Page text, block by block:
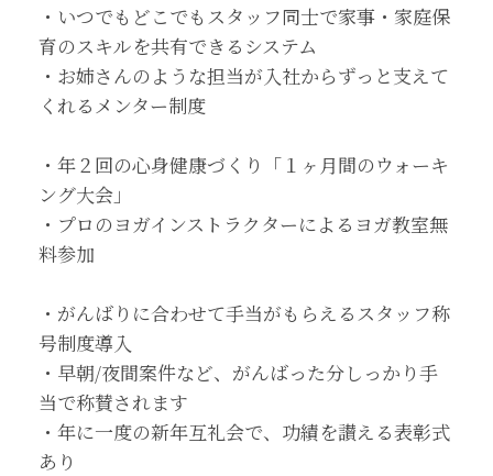
・いつでもどこでもスタッフ同士で家事・家庭保
育のスキルを共有できるシステム
・お姉さんのような担当が入社からずっと支えて
くれるメンター制度
・年２回の心身健康づくり「１ヶ月間のウォーキ
ング大会」
・プロのヨガインストラクターによるヨガ教室無
料参加
・がんばりに合わせて手当がもらえるスタッフ称
号制度導入
・早朝/夜間案件など、がんばった分しっかり手
当で称賛されます
・年に一度の新年互礼会で、功績を讃える表彰式
あり